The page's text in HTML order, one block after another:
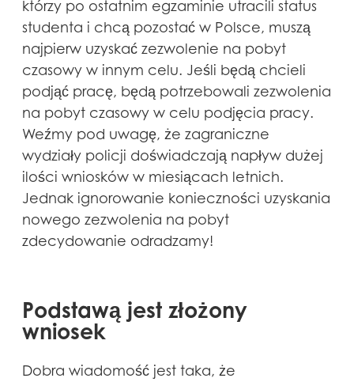
którzy po ostatnim egzaminie utracili status
studenta i chcą pozostać w Polsce, muszą
najpierw uzyskać zezwolenie na pobyt
czasowy w innym celu. Jeśli będą chcieli
podjąć pracę, będą potrzebowali zezwolenia
na pobyt czasowy w celu podjęcia pracy.
Weźmy pod uwagę, że zagraniczne
wydziały policji doświadczają napływ dużej
ilości wniosków w miesiącach letnich.
Jednak ignorowanie konieczności uzyskania
nowego zezwolenia na pobyt
zdecydowanie odradzamy!
Podstawą jest złożony
wniosek
Dobra wiadomość jest taka, że ​​